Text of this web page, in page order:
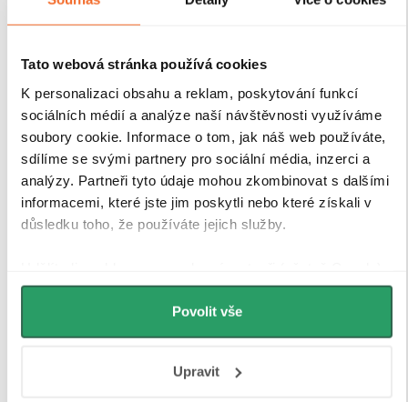
Tato webová stránka používá cookies
K personalizaci obsahu a reklam, poskytování funkcí
sociálních médií a analýze naší návštěvnosti využíváme
soubory cookie. Informace o tom, jak náš web používáte,
sdílíme se svými partnery pro sociální média, inzerci a
analýzy. Partneři tyto údaje mohou zkombinovat s dalšími
informacemi, které jste jim poskytli nebo které získali v
důsledku toho, že používáte jejich služby.
můžeme používat cookies pro analytiku a
personalizovanou reklamu. Jak Google zpracovává
osobní údaje najdete na stránkách
Povolit vše
Upravit
Magnetické lišty
sprchové dveře a zabraňuje jejich samovolnému